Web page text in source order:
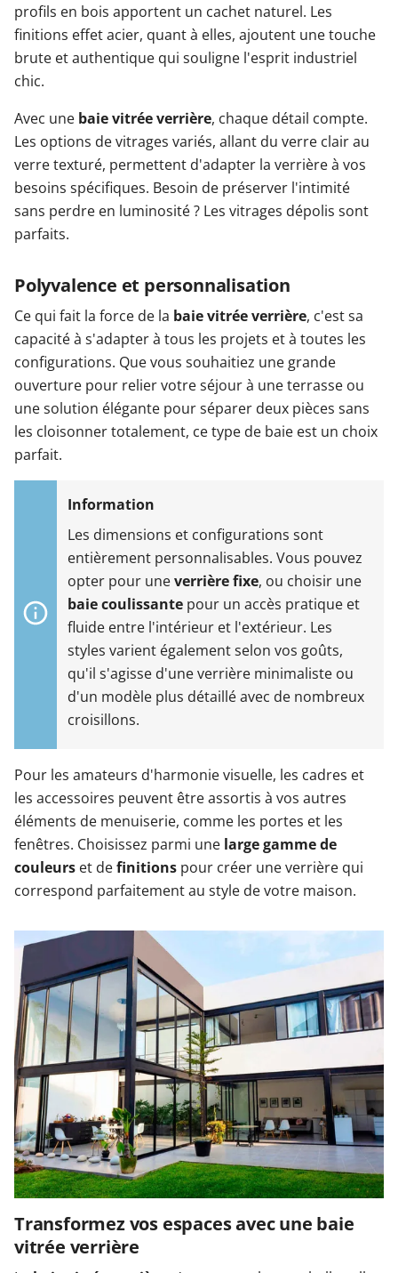
profils en bois apportent un cachet naturel. Les
finitions effet acier, quant à elles, ajoutent une touche
brute et authentique qui souligne l'esprit industriel
chic.
Avec une baie vitrée verrière, chaque détail compte.
Les options de vitrages variés, allant du verre clair au
verre texturé, permettent d'adapter la verrière à vos
besoins spécifiques. Besoin de préserver l'intimité
sans perdre en luminosité ? Les vitrages dépolis sont
parfaits.
Polyvalence et personnalisation
Ce qui fait la force de la baie vitrée verrière, c'est sa
capacité à s'adapter à tous les projets et à toutes les
configurations. Que vous souhaitiez une grande
ouverture pour relier votre séjour à une terrasse ou
une solution élégante pour séparer deux pièces sans
les cloisonner totalement, ce type de baie est un choix
parfait.
Les dimensions et configurations sont
entièrement personnalisables. Vous pouvez
opter pour uneverrière fixe, ou choisir une
baie coulissante pour un accès pratique et
fluide entre l'intérieur et l'extérieur. Les
styles varient également selon vos goûts,
qu'il s'agisse d'une verrière minimaliste ou
d'un modèle plus détaillé avec de nombreux
croisillons.
Pour les amateurs d'harmonie visuelle, les cadres et
les accessoires peuvent être assortis à vos autres
éléments de menuiserie, comme les portes et les
fenêtres. Choisissez parmi une large gamme de
couleurs et definitions pour créer une verrière qui
correspond parfaitement au style de votre maison.
Transformez vos espaces avec une baie
vitrée verrière